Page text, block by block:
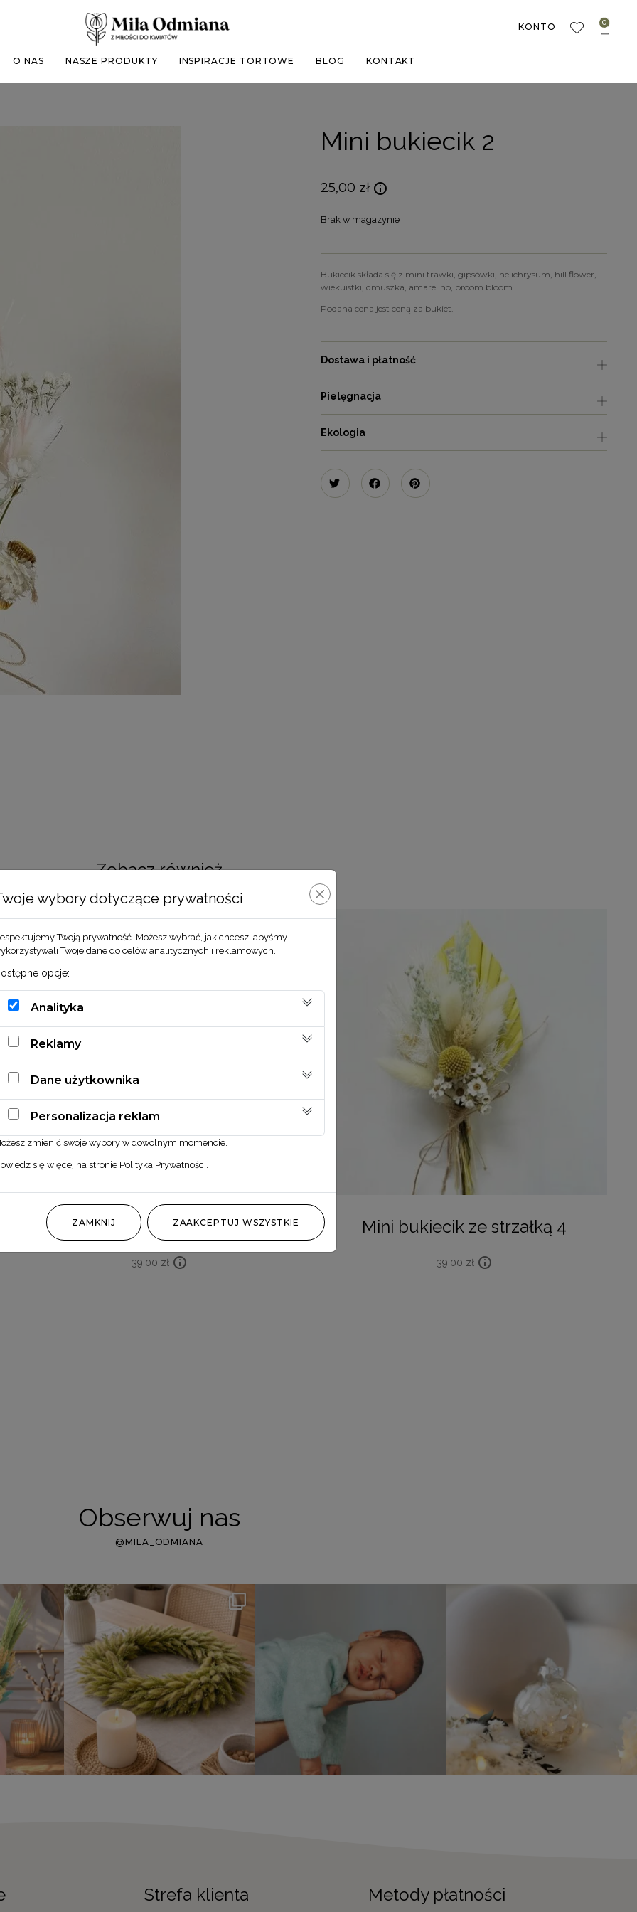
O NAS NASZE PRODUKTY INSPIRACJE TORTOWE BLOG KONTAKT
KONTO 0
Mini bukiecik 2
25,00 zł
Brak w magazynie
Bukiecik składa się z mini trawki, gipsówki, helichrysum, hill flower,
wiekuistki, dmuszka, amarelino, broom bloom.
Podana cena jest ceną za bukiet.
Dostawa i płatność
Pielęgnacja
Ekologia
Zobacz również
Mini bukiecik ze strzałką 7
39,00 zł
Mini bukiecik ze strzałką 4
39,00 zł
Obserwuj nas
@MILA_ODMIANA
Strefa klienta Metody płatności
wybory dotyczące prywatności
Twoją prywatność. Możesz wybrać, jak chcesz, abyśmy
Twoje dane do celów analitycznych i reklamowych.
opcje:
Analityka
Reklamy
Dane użytkownika
Personalizacja reklam
zmienić swoje wybory w dowolnym momencie.
się więcej na stronie Polityka Prywatności.
ZAMKNIJ ZAAKCEPTUJ WSZYSTKIE